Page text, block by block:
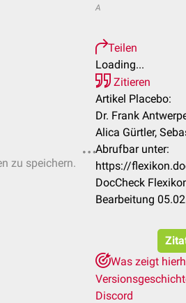
zu speichern.
A
Teilen
Loading...
Zitieren
Artikel Placebo:
Dr. Frank
Alica Gürtler,
Abrufbar unter:
https://
DocCheck
Bearbeitung
Was zeigt
Discord